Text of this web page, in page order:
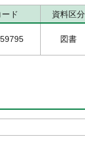
ド 資料区分
図書